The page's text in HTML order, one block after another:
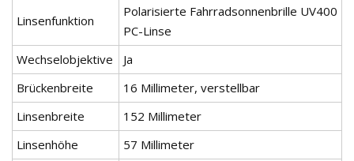
Linsenfunktion
Polarisierte Fahrradsonnenbrille UV400
PC-Linse
Wechselobjektive
Ja
Brückenbreite
16 Millimeter, verstellbar
Linsenbreite
152 Millimeter
Linsenhöhe
57 Millimeter